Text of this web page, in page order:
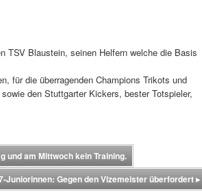
TSV Blaustein, seinen Helfern welche die Basis
für die überragenden Champions Trikots und
den Stuttgarter Kickers, bester Totspieler,
und am Mittwoch kein Training.
Juniorinnen: Gegen den Vizemeister überfordert▸